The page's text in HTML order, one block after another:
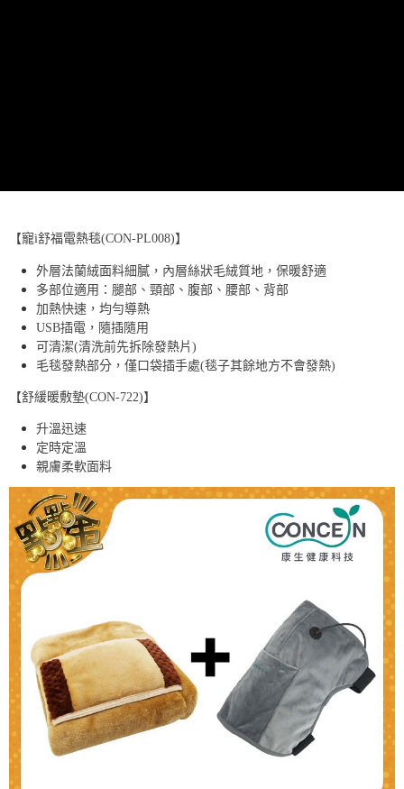
【寵i舒福電熱毯(CON-PL008)】
外層法蘭絨面料細膩，內層絲狀毛絨質地，保暖舒適
多部位適用：腿部、頸部、腹部、腰部、背部
加熱快速，均勻導熱
USB插電，隨插隨用
可清潔(清洗前先拆除發熱片)
毛毯發熱部分，僅口袋插手處(毯子其餘地方不會發熱)
【舒緩暖敷墊(CON-722)】
升溫迅速
定時定溫
親膚柔軟面料